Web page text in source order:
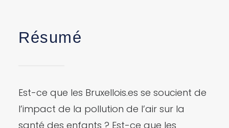
Résumé
Est-ce que les Bruxellois.es se soucient de
l’impact de la pollution de l’air sur la
santé des enfants ? Est-ce que les